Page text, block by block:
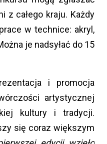
z całego kraju. Każdy
w technice: akryl,
je nadsyłać do 15
i promocja
artystycznej
kultury i tradycji.
się coraz większym